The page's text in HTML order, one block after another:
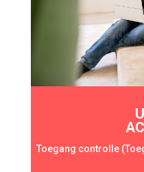
Toegang controlle